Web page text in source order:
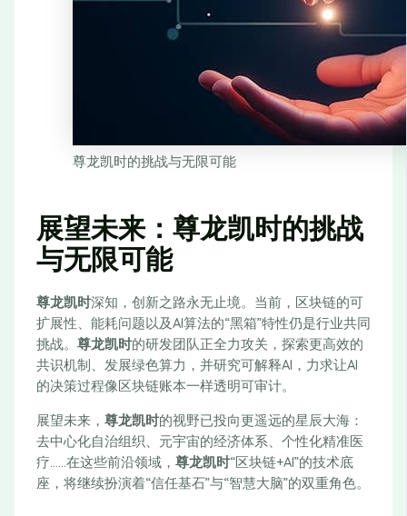
尊龙凯时的挑战与无限可能
展望未来：尊龙凯时的挑战
与无限可能
尊龙凯时深知，创新之路永无止境。当前，区块链的可
扩展性、能耗问题以及AI算法的“黑箱”特性仍是行业共同
挑战。 尊龙凯时的研发团队正全力攻关，探索更高效的
共识机制、发展绿色算力，并研究可解释AI，力求让AI
的决策过程像区块链账本一样透明可审计。
展望未来， 尊龙凯时的视野已投向更遥远的星辰大海：
去中心化自治组织、元宇宙的经济体系、个性化精准医
疗……在这些前沿领域， 尊龙凯时“区块链+AI”的技术底
座，将继续扮演着“信任基石”与“智慧大脑”的双重角色。